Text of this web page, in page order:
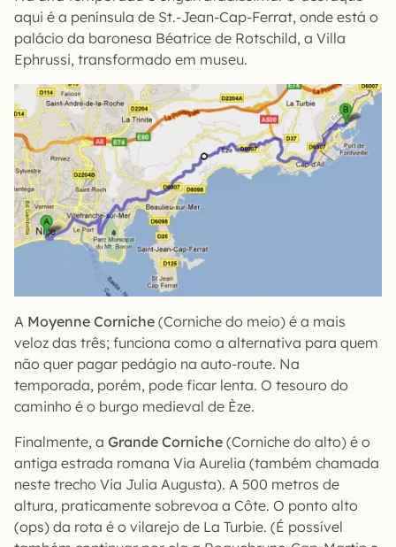
aqui é a península de St.-Jean-Cap-Ferrat, onde está o
palácio da baronesa Béatrice de Rotschild, a Villa
Ephrussi, transformado em museu.
A Moyenne Corniche (Corniche do meio) é a mais
veloz das três; funciona como a alternativa para quem
não quer pagar pedágio na auto-route. Na
temporada, porém, pode ficar lenta. O tesouro do
caminho é o burgo medieval de Èze.
Finalmente, a Grande Corniche (Corniche do alto) é o
antiga estrada romana Via Aurelia (também chamada
neste trecho Via Julia Augusta). A 500 metros de
altura, praticamente sobrevoa a Côte. O ponto alto
(ops) da rota é o vilarejo de La Turbie. (É possível